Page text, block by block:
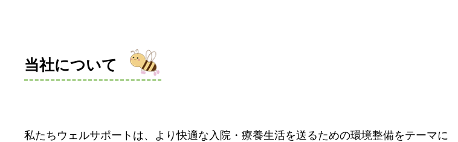
当社について
私たちウェルサポートは、より快適な入院・療養生活を送るための環境整備をテーマに